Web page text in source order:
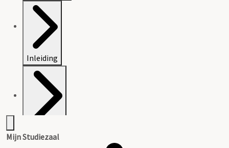
Inleiding
Mijn Studiezaal